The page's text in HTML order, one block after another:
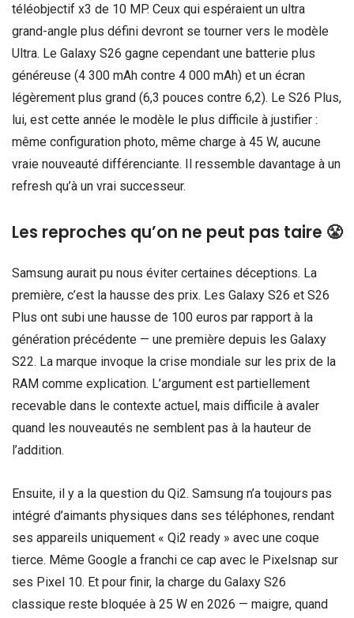
téléobjectif x3 de 10 MP. Ceux qui espéraient un ultra
grand-angle plus défini devront se tourner vers le modèle
Ultra. Le Galaxy S26 gagne cependant une batterie plus
généreuse (4 300 mAh contre 4 000 mAh) et un écran
légèrement plus grand (6,3 pouces contre 6,2). Le S26 Plus,
lui, est cette année le modèle le plus difficile à justifier :
même configuration photo, même charge à 45 W, aucune
vraie nouveauté différenciante. Il ressemble davantage à un
refresh qu’à un vrai successeur.
Les reproches qu’on ne peut pas taire 😤
Samsung aurait pu nous éviter certaines déceptions. La
première, c’est la hausse des prix. Les Galaxy S26 et S26
Plus ont subi une hausse de 100 euros par rapport à la
génération précédente — une première depuis les Galaxy
S22. La marque invoque la crise mondiale sur les prix de la
RAM comme explication. L’argument est partiellement
recevable dans le contexte actuel, mais difficile à avaler
quand les nouveautés ne semblent pas à la hauteur de
l’addition.
Ensuite, il y a la question du Qi2. Samsung n’a toujours pas
intégré d’aimants physiques dans ses téléphones, rendant
ses appareils uniquement « Qi2 ready » avec une coque
tierce. Même Google a franchi ce cap avec le Pixelsnap sur
ses Pixel 10. Et pour finir, la charge du Galaxy S26
classique reste bloquée à 25 W en 2026 — maigre, quand